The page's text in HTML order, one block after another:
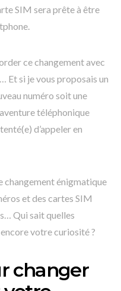
SIM sera prête à être
ce changement avec
Et si je vous proposais un
numéro soit une
téléphonique
d’appeler en
changement énigmatique
et des cartes SIM
Qui sait quelles
votre curiosité ?
changer